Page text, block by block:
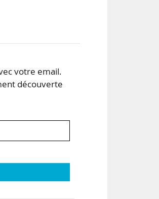
votre email.
découverte